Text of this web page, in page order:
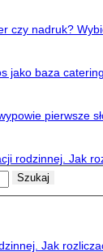
czy nadruk?
jako baza
pierwsze
rodzinnej. Jak